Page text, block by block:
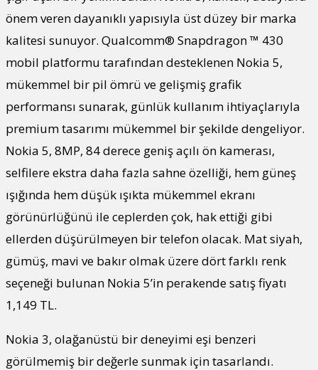
önem veren dayanıklı yapısıyla üst düzey bir marka
kalitesi sunuyor. Qualcomm® Snapdragon ™ 430
mobil platformu tarafından desteklenen Nokia 5,
mükemmel bir pil ömrü ve gelişmiş grafik
performansı sunarak, günlük kullanım ihtiyaçlarıyla
premium tasarımı mükemmel bir şekilde dengeliyor.
Nokia 5, 8MP, 84 derece geniş açılı ön kamerası,
selfilere ekstra daha fazla sahne özelliği, hem güneş
ışığında hem düşük ışıkta mükemmel ekranı
görünürlüğünü ile ceplerden çok, hak ettiği gibi
ellerden düşürülmeyen bir telefon olacak. Mat siyah,
gümüş, mavi ve bakır olmak üzere dört farklı renk
seçeneği bulunan Nokia 5’in perakende satış fiyatı
1,149 TL.
Nokia 3, olağanüstü bir deneyimi eşi benzeri
görülmemiş bir değerle sunmak için tasarlandı.